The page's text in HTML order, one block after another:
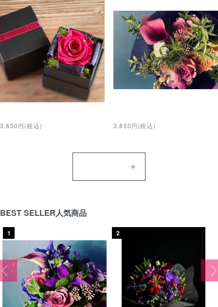
3,850円(税込) 3,850円(税込)
BEST SELLER人気商品
1 2